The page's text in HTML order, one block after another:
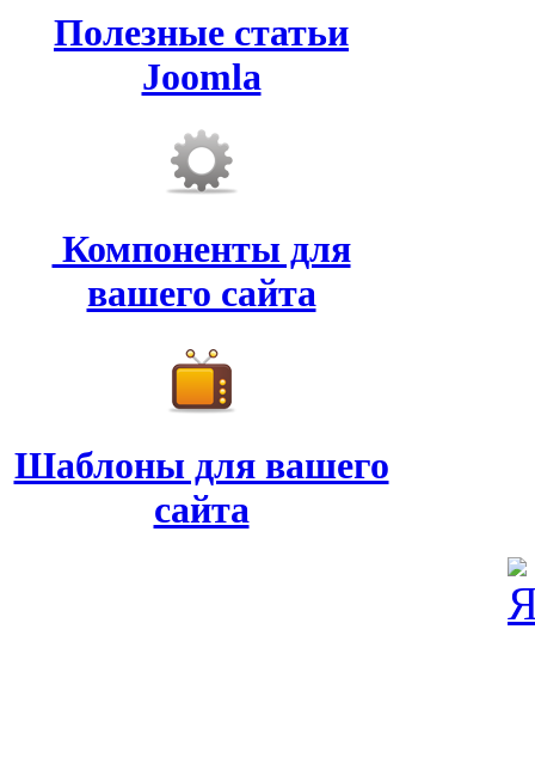
Полезные статьи
Joomla
Компоненты для
вашего сайта
Шаблоны для вашего
сайта